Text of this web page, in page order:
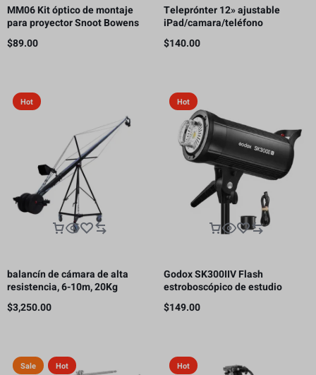
MM06 Kit óptico de montaje
para proyector Snoot Bowens
con 5 colores de Gobos y 35
inserciones gráficas
$89.00
Teleprónter 12» ajustable
iPad/camara/teléfono
inteligente
$140.00
Hot
balancín de cámara de alta
resistencia, 6-10m, 20Kg
$3,250.00
Hot
Godox SK300IIV Flash
estroboscópico de estudio
fotográfico, 300 Ws GN58 5700K
Bowens
$149.00
Sale Hot Hot